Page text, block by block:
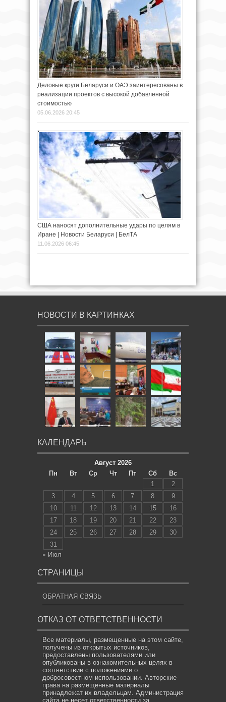
Деловые круги Беларуси и ОАЭ заинтересованы в
реализации проектов с высокой добавленной
стоимостью
05.06.2026 20:45
США наносят дополнительные удары по целям в
Иране | Новости Беларуси | БелТА
11.06.2026 06:45
НОВОСТИ В КАРТИНКАХ
КАЛЕНДАРЬ
Август 2026
Пн
Вт Ср Чт Пт Сб
Вс
1
2
3
4 5 6 7 8
9
10
11 12 13 14 15
16
17
18 19 20 21 22
23
24
25 26 27 28 29
30
31
« Июл
СТРАНИЦЫ
ОБРАТНАЯ СВЯЗЬ
ОТКАЗ ОТ ОТВЕТСТВЕННОСТИ
Все материалы, размещенные на этом сайте,
получены из открытых источников,
предоставлены пользователями или
опубликованы в ознакомительных целях в
соответствии с положениями о
добросовестном использовании. Авторские
права на размещенные материалы
принадлежат их владельцам. Администрация
сайта не несет ответственности за